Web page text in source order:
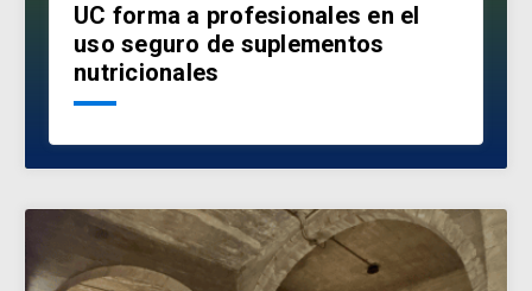
UC forma a profesionales en el
uso seguro de suplementos
nutricionales